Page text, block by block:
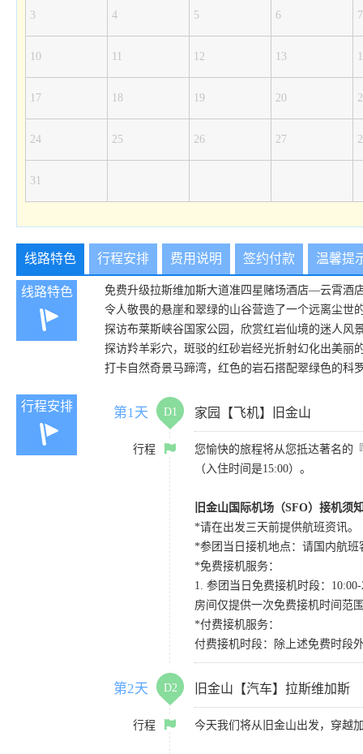
3 4 5 6 7
10 11 12 13
17 18 19 20
24 25 26 27
31
线路特色 行程安排 费用说明 签约付款 温馨提
线路特色
免费升级拉斯维加斯大道准四星赌场酒店—云霄酒
令人敬畏的悬崖和翠绿的山谷营造了一个远离尘世
探访布莱斯峡谷国家公园，欣赏红岩仙境的迷人风
探访羚羊彩穴，斑驳的红砂岩经光折射幻化出美丽
打卡自然奇景马蹄湾，红色的岩石搭配翠绿色的科
行程安排 第1天 D1 家园【飞机】旧金山
行程
您愉快的旅程将从您抵达著名的
（入住时间是15:00）。
旧金山国际机场（SFO）接机须
*请在出发三天前提供航班资讯。
*参团当日接机地点：请国内航班
*免费接机服务：
1. 参团当日免费接机时段：
房间仅提供一次免费接机时间范
*付费接机服务：
付费接机时段：除上述免费时段
第2天 D2 旧金山【汽车】拉斯维加斯
行程 今天我们将从旧金山出发，穿越